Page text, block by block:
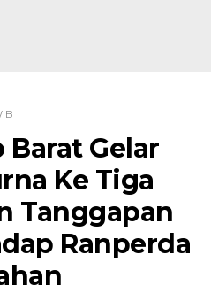
Barat Gelar
Ke Tiga
Tanggapan
Ranperda